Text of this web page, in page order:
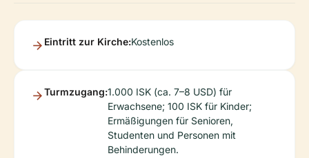
Eintritt zur Kirche:Kostenlos
Turmzugang:1.000 ISK (ca. 7–8 USD) für
Erwachsene; 100 ISK für Kinder;
Ermäßigungen für Senioren,
Studenten und Personen mit
Behinderungen.